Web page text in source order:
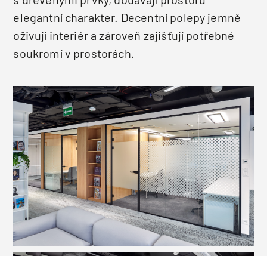
elegantní charakter. Decentní polepy jemně
oživují interiér a zároveň zajišťují potřebné
soukromí v prostorách.